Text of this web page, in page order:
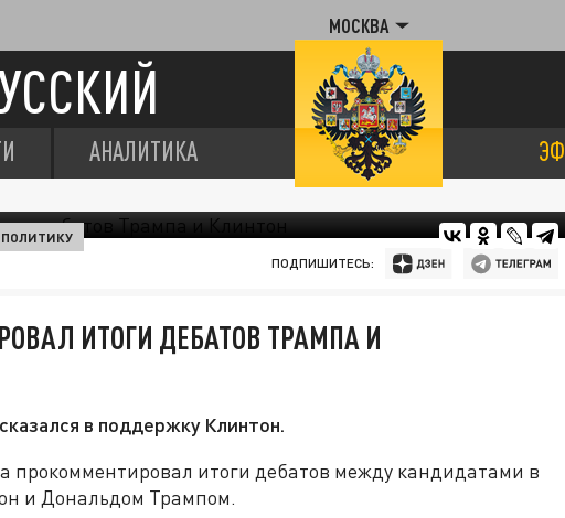
МОСКВА
АНАЛИТИКА
ПОЛИТИКУ
ПОДПИШИТЕСЬ:
ИТОГИ ДЕБАТОВ ТРАМПА И
в поддержку Клинтон.
итоги дебатов между кандидатами в
и Дональдом Трампом.